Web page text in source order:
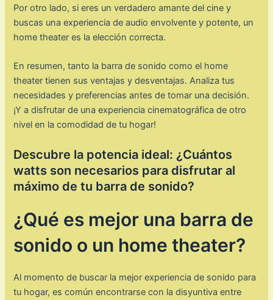
Por otro lado, si eres un verdadero amante del cine y
buscas una experiencia de audio envolvente y potente, un
home theater es la elección correcta.
En resumen, tanto la barra de sonido como el home
theater tienen sus ventajas y desventajas. Analiza tus
necesidades y preferencias antes de tomar una decisión.
¡Y a disfrutar de una experiencia cinematográfica de otro
nivel en la comodidad de tu hogar!
Descubre la potencia ideal: ¿Cuántos
watts son necesarios para disfrutar al
máximo de tu barra de sonido?
¿Qué es mejor una barra de
sonido o un home theater?
Al momento de buscar la mejor experiencia de sonido para
tu hogar, es común encontrarse con la disyuntiva entre